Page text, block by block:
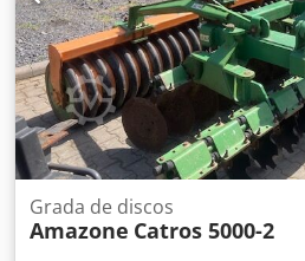
Grada de discos
Amazone Catros 5000-2